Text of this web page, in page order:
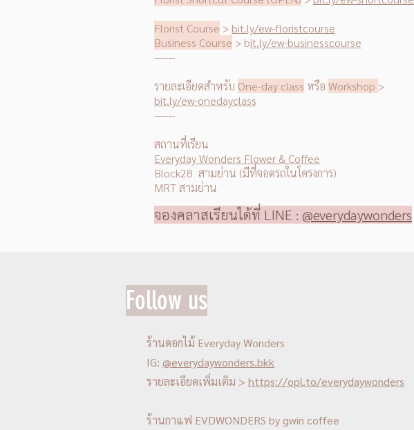
Florist Course > bit.ly/ew-floristcourse
Business Course > bit.ly/ew-businesscourse
------
รายละเอียดสำหรับ One-day class หรือ Workshop >
bit.ly/ew-onedayclass
------
สถานที่เรียน
Everyday Wonders Flower & Coffee
Block28 สามย่าน (มีที่จอดรถในโครงการ)
MRT สามย่าน
จองคลาสเรียนได้ที่ LINE : @everydaywonders
Follow us
ร้านดอกไม้ Everyday Wonders
IG: @everydaywonders.bkk
รายละเอียดเพิ่มเติม > https://opl.to/everydaywonders
ร้านกาแฟ EVDWONDERS by gwin coffee